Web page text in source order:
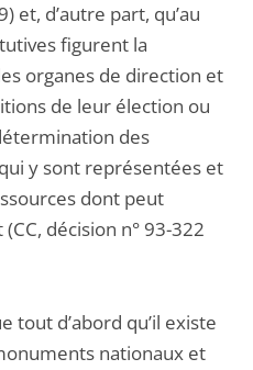
et, d’autre part, qu’au
figurent la
organes de direction et
de leur élection ou
des
y sont représentées et
dont peut
décision n° 93-322
tout d’abord qu’il existe
nationaux et